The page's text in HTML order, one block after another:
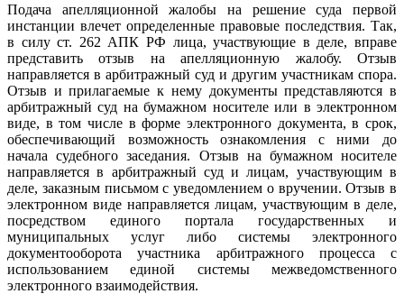
Подача апелляционной жалобы на решение суда первой
инстанции влечет определенные правовые последствия. Так,
в силу ст. 262 АПК РФ лица, участвующие в деле, вправе
представить отзыв на апелляционную жалобу. Отзыв
направляется в арбитражный суд и другим участникам спора.
Отзыв и прилагаемые к нему документы представляются в
арбитражный суд на бумажном носителе или в электронном
виде, в том числе в форме электронного документа, в срок,
обеспечивающий возможность ознакомления с ними до
начала судебного заседания. Отзыв на бумажном носителе
направляется в арбитражный суд и лицам, участвующим в
деле, заказным письмом с уведомлением о вручении. Отзыв в
электронном виде направляется лицам, участвующим в деле,
посредством единого портала государственных и
муниципальных услуг либо системы электронного
документооборота участника арбитражного процесса с
использованием единой системы межведомственного
электронного взаимодействия.